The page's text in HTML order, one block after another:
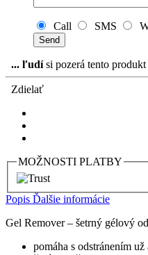
Call SMS
... ľudísi pozerá tento produkt
Zdielať
MOŽNOSTI PLATBY
Popis Ďalšie informácie
Gel Remover – šetrný gélový
pomáha s odstránením